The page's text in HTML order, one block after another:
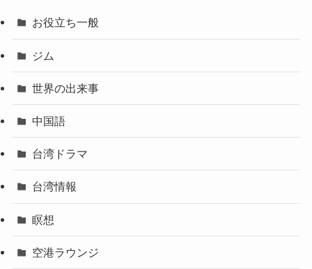
お役立ち一般
ジム
世界の出来事
中国語
台湾ドラマ
台湾情報
瞑想
空港ラウンジ